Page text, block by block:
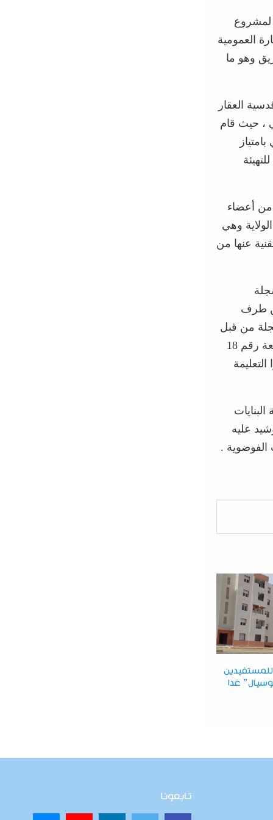
لمشروع
العمومية
وهو ما
العقار
، حيث قام
للتهيئة
من أعضاء
وهي
عنها من
طرف
من قبل
اللجنة التي تؤسس على كون العقار فلاحي والمراجع المسحية تبين أن القطعة رقم 18
التعليمة
عليه
الفوضوية .
غدا
تابعونا